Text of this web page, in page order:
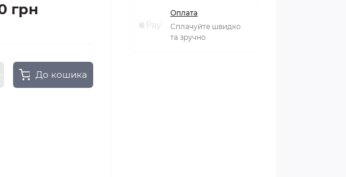
грн
До кошика
Оплата
Сплачуйте швидко
та зручно